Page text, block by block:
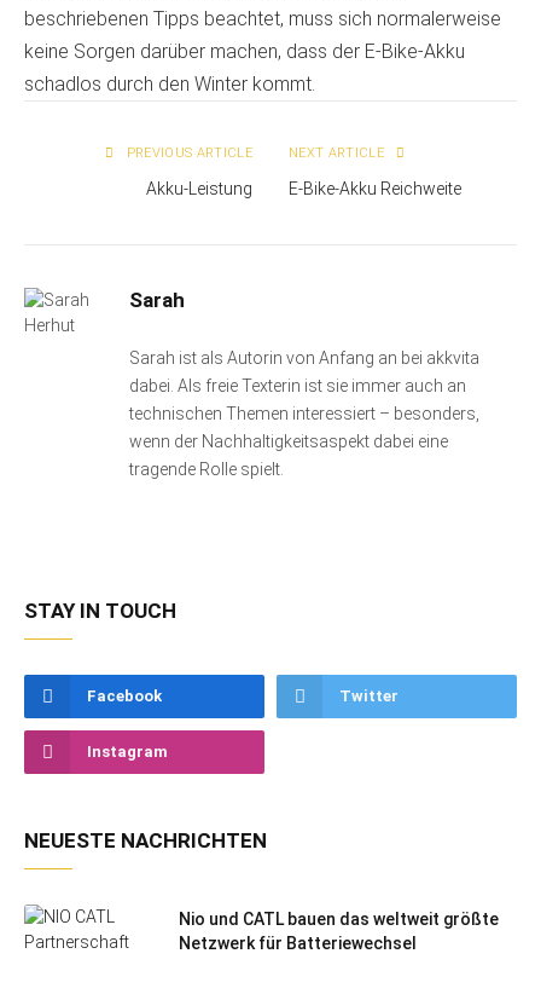
beschriebenen Tipps beachtet, muss sich normalerweise
keine Sorgen darüber machen, dass der E-Bike-Akku
schadlos durch den Winter kommt.
PREVIOUS ARTICLE
Akku-Leistung
NEXT ARTICLE
E-Bike-Akku Reichweite
Sarah
Sarah ist als Autorin von Anfang an bei akkvita
dabei. Als freie Texterin ist sie immer auch an
technischen Themen interessiert – besonders,
wenn der Nachhaltigkeitsaspekt dabei eine
tragende Rolle spielt.
STAY IN TOUCH
Facebook Twitter
Instagram
NEUESTE NACHRICHTEN
Nio und CATL bauen das weltweit größte
Netzwerk für Batteriewechsel